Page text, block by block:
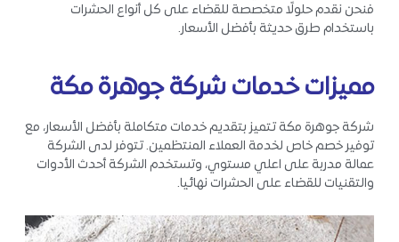
فنحن نقدم حلولًا متخصصة للقضاء على كل أنواع الحشرات
باستخدام طرق حديثة بأفضل الأسعار.
مميزات خدمات شركة جوهرة مكة
شركة جوهرة مكة تتميز بتقديم خدمات متكاملة بأفضل الأسعار، مع
توفير خصم خاص لخدمة العملاء المنتظمين. تتوفر لدى الشركة
عمالة مدربة على اعلي مستوي، وتستخدم الشركة أحدث الأدوات
والتقنيات للقضاء على الحشرات نهائيا.